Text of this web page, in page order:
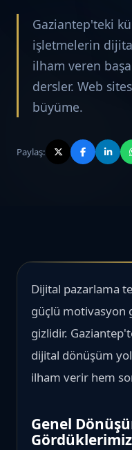
Gaziantep'teki
işletmelerin
ilham veren
dersler. Web
büyüme.
Paylaş:
Dijital pazarlama
güçlü motivasyon
gizlidir.
dijital dönüşüm
ilham verir hem
Genel
Gördüklerimiz